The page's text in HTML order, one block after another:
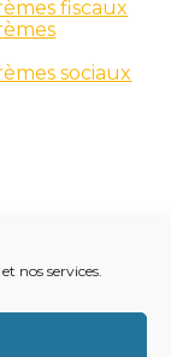
nos services.
fiscaux
sociaux